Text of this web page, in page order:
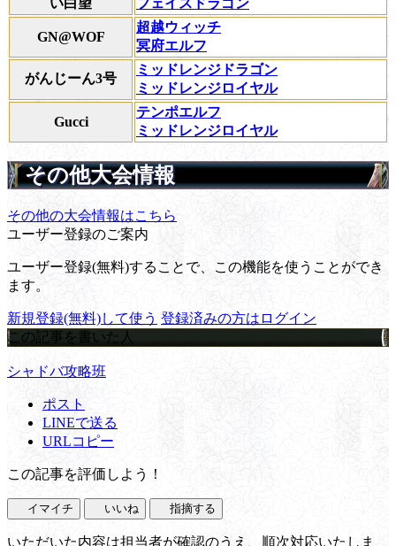
GN@WOF
超越ウィッチ
冥府エルフ
がんじーん3号
ミッドレンジドラゴン
ミッドレンジロイヤル
Gucci
テンポエルフ
ミッドレンジロイヤル
その他大会情報
その他の大会情報はこちら
ユーザー登録のご案内
ユーザー登録(無料)することで、この機能を使うことができ
ます。
新規登録(無料)して使う 登録済みの方はログイン
この記事を書いた人
シャドバ攻略班
ポスト
LINEで送る
URLコピー
この記事を評価しよう！
イマイチ いいね 指摘する
いただいた内容は担当者が確認のうえ、順次対応いたしま